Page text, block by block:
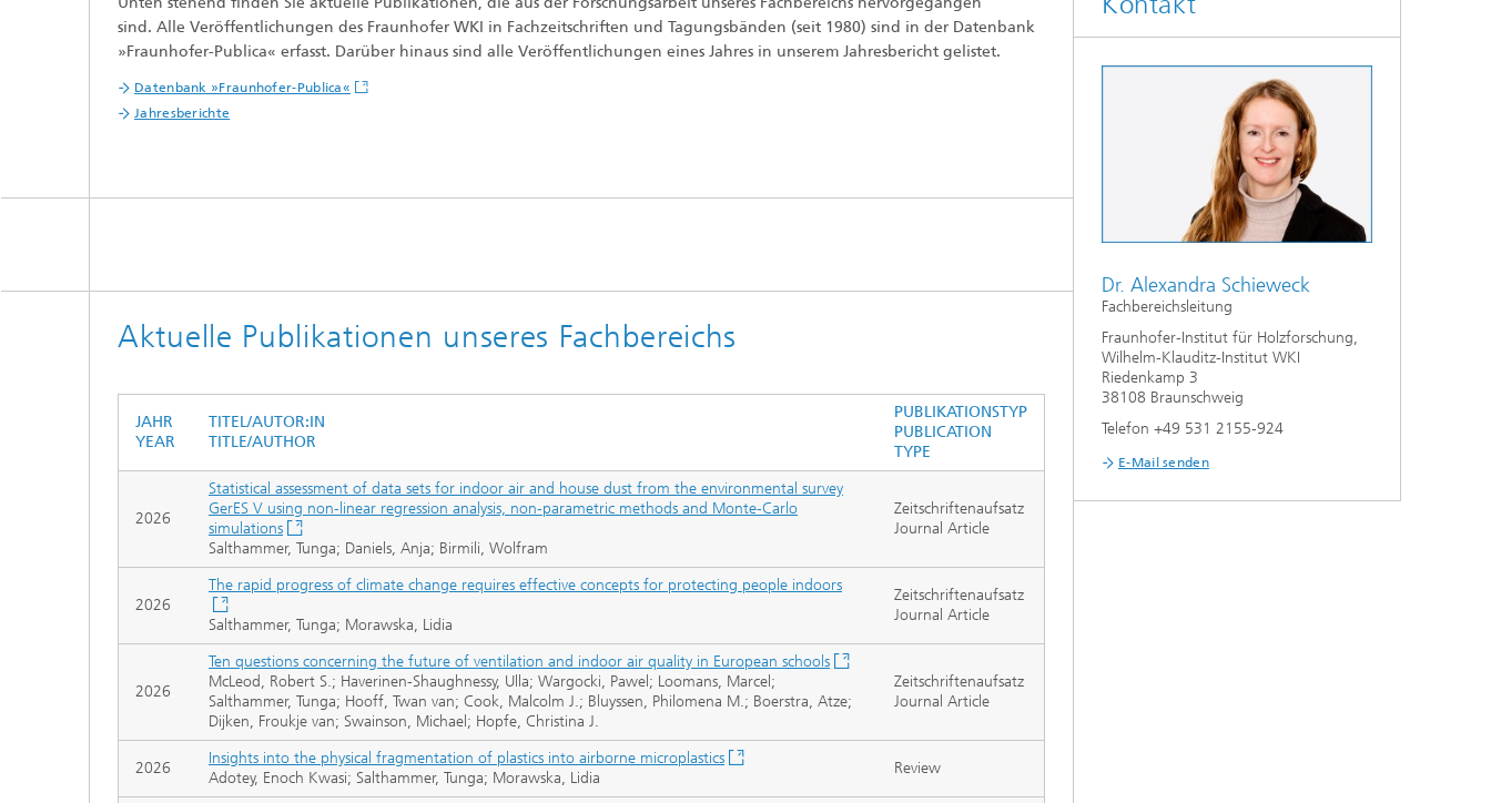
® WKI | AKADEMIE
sind. Alle Veröffentlichungen des Fraunhofer WKI in Fachzeitschriften und Tagungsbänden (seit 1980) sind in der Datenbank
»Fraunhofer-Publica« erfasst. Darüber hinaus sind alle Veröffentlichungen eines Jahres in unserem Jahresbericht gelistet.
Datenbank »Fraunhofer-Publica«
Jahresberichte
Aktuelle Publikationen unseres Fachbereichs
JAHR
YEAR
TITEL/AUTOR:IN
TITLE/AUTHOR
PUBLIKATIONSTYP
PUBLICATION
TYPE
2026
Statistical assessment of data sets for indoor air and house dust from the environmental survey
GerES V using non-linear regression analysis, non-parametric methods and Monte-Carlo
simulations
Salthammer, Tunga; Daniels, Anja; Birmili, Wolfram
Zeitschriftenaufsatz
Journal Article
2026
The rapid progress of climate change requires effective concepts for protecting people indoors
Salthammer, Tunga; Morawska, Lidia
Zeitschriftenaufsatz
Journal Article
2026
Ten questions concerning the future of ventilation and indoor air quality in European schools
McLeod, Robert S.; Haverinen-Shaughnessy, Ulla; Wargocki, Pawel; Loomans, Marcel;
Salthammer, Tunga; Hooff, Twan van; Cook, Malcolm J.; Bluyssen, Philomena M.; Boerstra, Atze;
Dijken, Froukje van; Swainson, Michael; Hopfe, Christina J.
Zeitschriftenaufsatz
Journal Article
2026
Insights into the physical fragmentation of plastics into airborne microplastics
Adotey, Enoch Kwasi; Salthammer, Tunga; Morawska, Lidia
Review
Dr. Alexandra Schieweck
Fachbereichsleitung
Fraunhofer-Institut für Holzforschung,
Wilhelm-Klauditz-Institut WKI
Riedenkamp 3
38108 Braunschweig
Telefon +49 531 2155-924
E-Mail senden